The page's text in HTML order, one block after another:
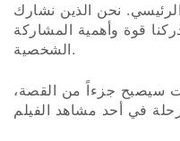
نحن الذين نشارك
قوة وأهمية المشاركة
الشخصية.
سيصبح جزءاً من القصة،